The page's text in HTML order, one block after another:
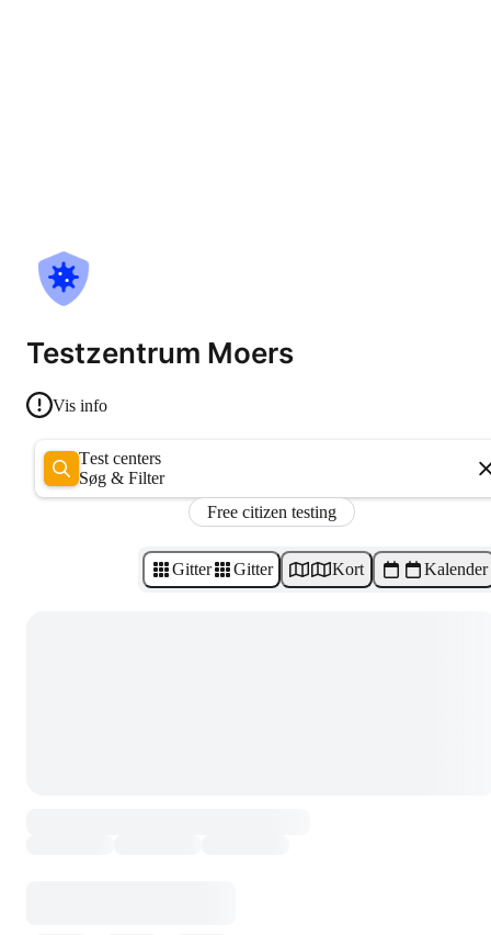
Testzentrum Moers
Vis info
Test centers
Søg & Filter
Free citizen testing
Gitter Gitter Kort Kalender